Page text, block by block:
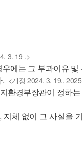
3. 19 .>
에는 그 부과이유 및
. <개정 2024. 3. 19.,
환경부장관이 정하
체 없이 그 사실을